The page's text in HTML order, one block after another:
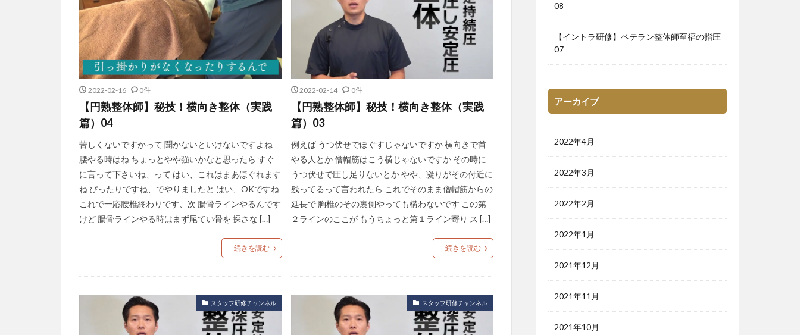
2022-02-16 0件
【円熟整体師】秘技！横向き整体（実践
篇）04
苦しくないですかって 聞かないといけないですよね
腰やる時はね ちょっとやや強いかなと思ったら すぐ
に言って下さいね、って はい、これはまあほぐれます
ね ぴったりですね、でやりましたと はい、OKですね
これで一応腰椎終わりです、次 腸骨ラインやるんです
けど 腸骨ラインやる時はまず尾てい骨を 探さな […]
続きを読む
2022-02-14 0件
【円熟整体師】秘技！横向き整体（実践
篇）03
例えば うつ伏せでほぐすじゃないですか 横向きで首
やる人とか 僧帽筋はこう横じゃないですか その時に
うつ伏せで圧し足りないとか やや、凝りがその付近に
残ってるって言われたら これでそのまま僧帽筋からの
延長で 胸椎のその裏側やっても構わないです この第
２ラインのここが もうちょっと第１ライン寄り ス […]
続きを読む
スタッフ研修チャンネル スタッフ研修チャンネル
08
【イントラ研修】ベテラン整体師至福の指圧
07
アーカイブ
2022年4月
2022年3月
2022年2月
2022年1月
2021年12月
2021年11月
2021年10月